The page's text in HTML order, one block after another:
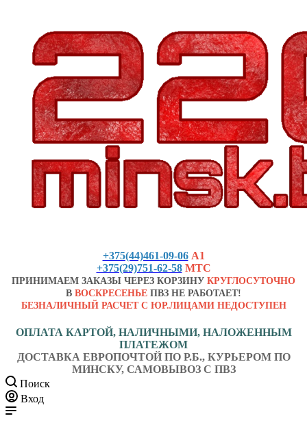
+375(44)461-09-06 А1
+375(29)751-62-58 МТС
ПРИНИМАЕМ ЗАКАЗЫ ЧЕРЕЗ КОРЗИНУ КРУГЛОСУТОЧНО
В ВОСКРЕСЕНЬЕ ПВЗ НЕ РАБОТАЕТ!
БЕЗНАЛИЧНЫЙ РАСЧЕТ С ЮР.ЛИЦАМИ НЕДОСТУПЕН
ОПЛАТА КАРТОЙ, НАЛИЧНЫМИ, НАЛОЖЕННЫМ
ПЛАТЕЖОМ
ДОСТАВКА ЕВРОПОЧТОЙ ПО Р.Б., КУРЬЕРОМ ПО
МИНСКУ, САМОВЫВОЗ С ПВЗ
Поиск
Вход